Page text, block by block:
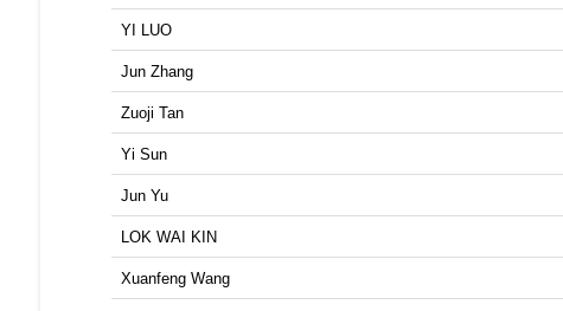
YI LUO
Jun Zhang
Zuoji Tan
Yi Sun
Jun Yu
LOK WAI KIN
Xuanfeng Wang